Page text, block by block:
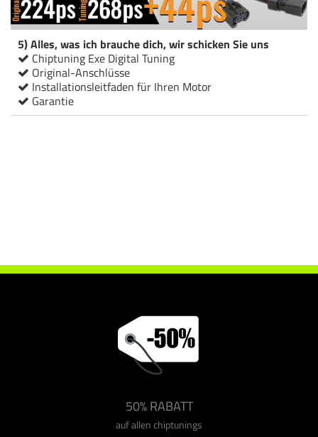
5) Alles, was ich brauche dich, wir schicken Sie uns
Chiptuning Exe Digital Tuning
Original-Anschlüsse
Installationsleitfaden für Ihren Motor
Garantie
50% RABATT
auf allen chiptunings